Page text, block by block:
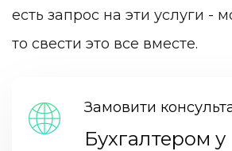
есть запрос на эти услуги -
то свести это все вместе.
Замовити
Бухгалтером у